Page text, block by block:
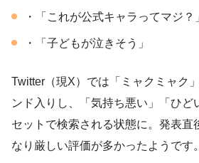
・「これが公式キャラってマジ？
・「子どもが泣きそう」
Twitter（現X）では「ミャクミャク
ンド入りし、「気持ち悪い」「ひど
セットで検索される状態に。発表直
なり厳しい評価が多かったようです。